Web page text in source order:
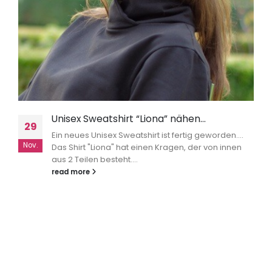
29
Nov.
Unisex Sweatshirt “Liona” nähen…
Ein neues Unisex Sweatshirt ist fertig geworden....
Das Shirt "Liona" hat einen Kragen, der von innen
aus 2 Teilen besteht....
read more